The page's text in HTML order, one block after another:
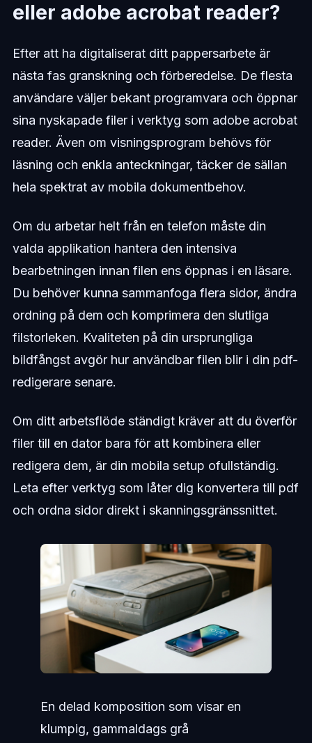
eller adobe acrobat reader?
Efter att ha digitaliserat ditt pappersarbete är
nästa fas granskning och förberedelse. De flesta
användare väljer bekant programvara och öppnar
sina nyskapade filer i verktyg som adobe acrobat
reader. Även om visningsprogram behövs för
läsning och enkla anteckningar, täcker de sällan
hela spektrat av mobila dokumentbehov.
Om du arbetar helt från en telefon måste din
valda applikation hantera den intensiva
bearbetningen innan filen ens öppnas i en läsare.
Du behöver kunna sammanfoga flera sidor, ändra
ordning på dem och komprimera den slutliga
filstorleken. Kvaliteten på din ursprungliga
bildfångst avgör hur användbar filen blir i din pdf-
redigerare senare.
Om ditt arbetsflöde ständigt kräver att du överför
filer till en dator bara för att kombinera eller
redigera dem, är din mobila setup ofullständig.
Leta efter verktyg som låter dig konvertera till pdf
och ordna sidor direkt i skanningsgränssnittet.
En delad komposition som visar en
klumpig, gammaldags grå